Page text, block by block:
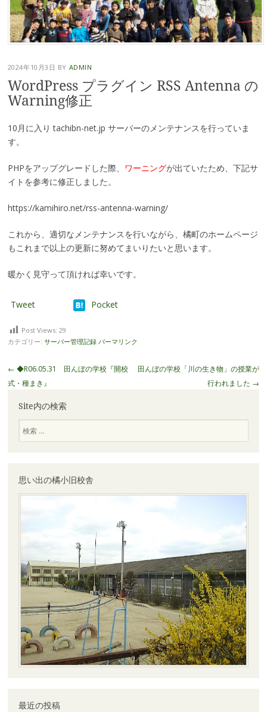
2024年10月3日 BY ADMIN
WordPress プラグイン RSS Antenna の
Warning修正
10月に入り tachibn-net.jp サーバーのメンテナンスを行っていま
す。
PHPをアップグレードした際、 ワーニングが出ていたため、下記サ
イトを参考に修正しました。
https://kamihiro.net/rss-antenna-warning/
これから、適切なメンテナンスを行いながら、橘町のホームページ
もこれまで以上の更新に努めてまいりたいと思います。
暖かく見守って頂ければ幸いです。
Tweet Pocket
Post Views: 29
カテゴリー: サーバー管理記録 パーマリンク
投
稿
← ◆R06.05.31 田んぼの学校『開校
式・種まき』
田んぼの学校「川の生き物」の授業が
行われました →
Site内の検索
索
思い出の橘小旧校舎
最近の投稿